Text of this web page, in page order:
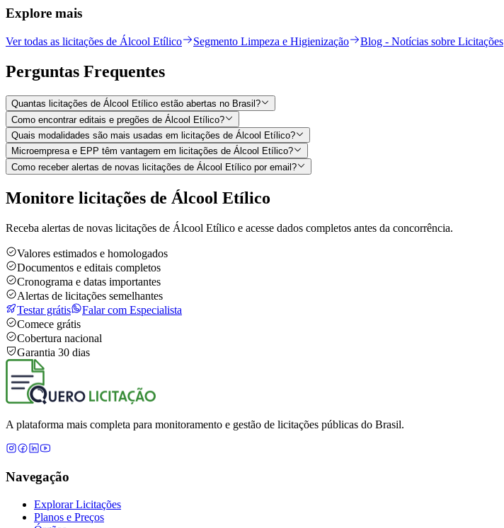
Explore mais
Ver todas as licitações de Álcool Etílico Segmento Limpeza e Higienização Blog - Notícias sobre Licitações
Perguntas Frequentes
Quantas licitações de Álcool Etílico estão abertas no Brasil?
Como encontrar editais e pregões de Álcool Etílico?
Quais modalidades são mais usadas em licitações de Álcool Etílico?
Microempresa e EPP têm vantagem em licitações de Álcool Etílico?
Como receber alertas de novas licitações de Álcool Etílico por email?
Monitore licitações de Álcool Etílico
Receba alertas de novas licitações de Álcool Etílico e acesse dados completos antes da concorrência.
Valores estimados e homologados
Documentos e editais completos
Cronograma e datas importantes
Alertas de licitações semelhantes
Testar grátis
Falar com Especialista
Comece grátis
Cobertura nacional
Garantia 30 dias
A plataforma mais completa para monitoramento e gestão de licitações públicas do Brasil.
Navegação
Explorar Licitações
Planos e Preços